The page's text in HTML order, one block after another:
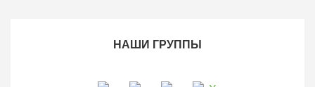
НАШИ ГРУППЫ